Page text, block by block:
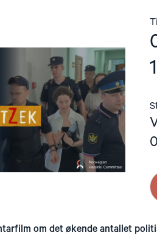
om det økende antallet